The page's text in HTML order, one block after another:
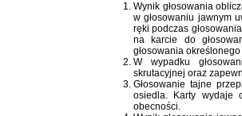
Wynik głosowania
w głosowaniu jawnym
ręki podczas
na karcie do
głosowania
W wypadku
skrutacyjnej oraz
Głosowanie tajne
osiedla. Karty wydaje
obecności.